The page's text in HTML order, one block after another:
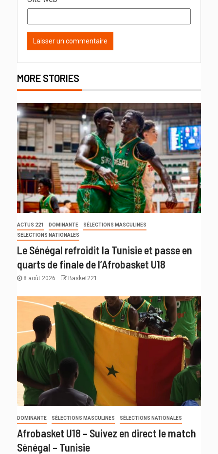
MORE STORIES
ACTUS 221 DOMINANTE
SÉLECTIONS MASCULINES
SÉLECTIONS NATIONALES
Le Sénégal refroidit la Tunisie et passe en
quarts de finale de l’Afrobasket U18
8 août 2026 Basket221
DOMINANTE SÉLECTIONS MASCULINES SÉLECTIONS NATIONALES
Afrobasket U18 – Suivez en direct le match
Sénégal – Tunisie